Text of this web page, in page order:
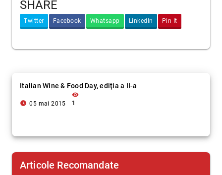
SHARE
Twitter Facebook Whatsapp LinkedIn Pin It
Italian Wine & Food Day, ediția a II-a
access_time_filled 05 mai 2015
visibility
1
Articole Recomandate